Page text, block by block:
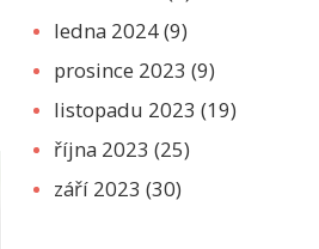
ledna 2024(9)
prosince 2023 (9)
listopadu 2023 (19)
října 2023 (25)
září 2023 (30)